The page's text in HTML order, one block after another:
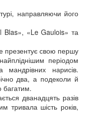
направляючи його
Blas», «Le Gaulois» та
презентує свою першу
періодом
нарисів.
два, а подеколи й
багатим.
дванадцять разів
тривала шість років,